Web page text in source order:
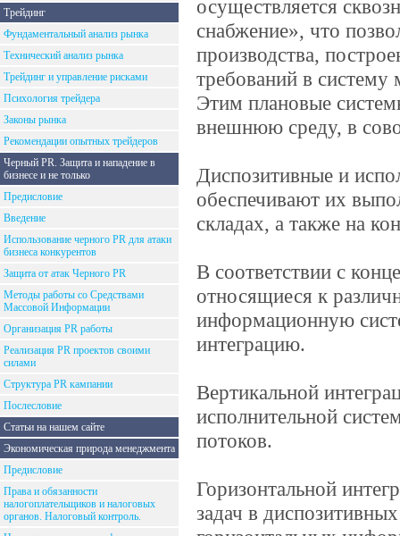
Трейдинг
Фундаментальный анализ рынка
Технический анализ рынка
Трейдинг и управление рисками
Психология трейдера
Законы рынка
Рекомендации опытных трейдеров
Черный PR. Защита и нападение в
бизнесе и не только
Предисловие
Введение
Использование черного PR для атаки
бизнеса конкурентов
Защита от атак Черного PR
Методы работы со Средствами
Массовой Информации
Организация PR работы
Реализация PR проектов своими
силами
Структура PR кампании
Послесловие
Статьи на нашем сайте
Экономическая природа менеджмента
Предисловие
Права и обязанности
налогоплательщиков и налоговых
органов. Налоговый контроль.
осуществляется
снабжение», что
производства,
требований в систему
Этим плановые
внешнюю среду, в
Диспозитивные и
обеспечивают их
складах, а также на
В соответствии с
относящиеся к
информационную
интеграцию.
Вертикальной
исполнительной
потоков.
Горизонтальной
задач в